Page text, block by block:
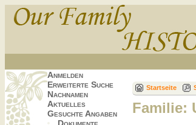
Anmelden
Erweiterte Suche
Nachnamen
Aktuelles
Gesuchte Angaben
Startseite
Familie: